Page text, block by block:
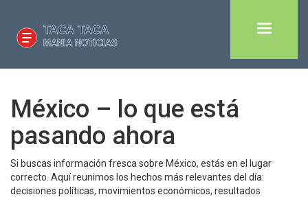
México – lo que está
pasando ahora
Si buscas información fresca sobre México, estás en el lugar
correcto. Aquí reunimos los hechos más relevantes del día:
decisiones políticas, movimientos económicos, resultados